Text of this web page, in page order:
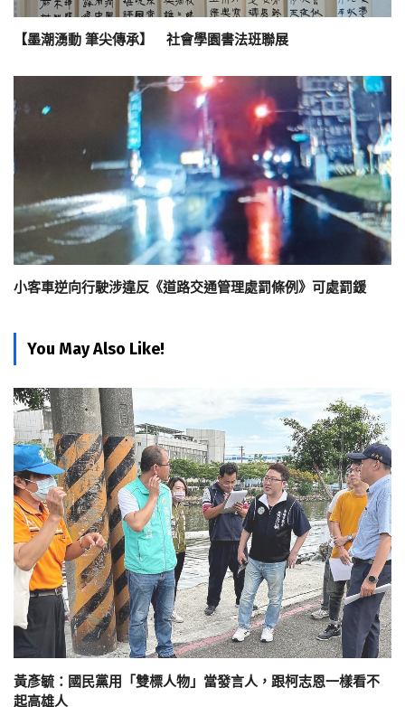
【墨潮湧動 筆尖傳承】 社會學園書法班聯展
小客車逆向行駛涉違反《道路交通管理處罰條例》可處罰鍰
You May Also Like!
黃彥毓：國民黨用「雙標人物」當發言人，跟柯志恩一樣看不
起高雄人